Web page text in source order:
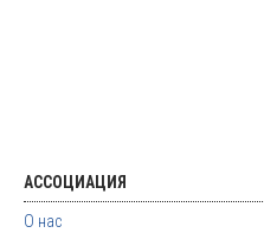
АССОЦИАЦИЯ
О нас